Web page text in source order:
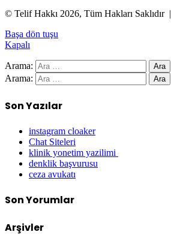
© Telif Hakkı 2026, Tüm Hakları Saklıdır |
Başa dön tuşu
Kapalı
Arama:
Arama:
Son Yazılar
instagram cloaker
Chat Siteleri
klinik yonetim yazilimi
denklik başvurusu
ceza avukatı
Son Yorumlar
Arşivler